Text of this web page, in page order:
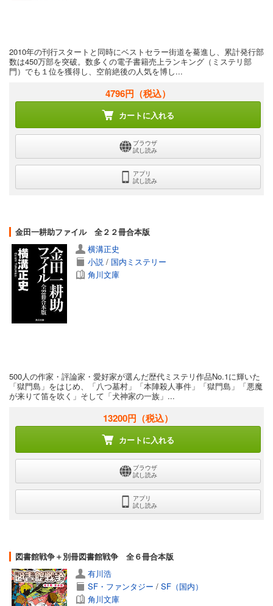
2010年の刊行スタートと同時にベストセラー街道を驀進し、累計発行部
数は450万部を突破。数多くの電子書籍売上ランキング（ミステリ部
門）でも１位を獲得し、空前絶後の人気を博し...
4796円 （税込）
カートに入れる
ブラウザ
試し読み
アプリ
試し読み
金田一耕助ファイル 全２２冊合本版
横溝正史
小説 / 国内ミステリー
角川文庫
500人の作家・評論家・愛好家が選んだ歴代ミステリ作品No.1に輝いた
「獄門島」をはじめ、「八つ墓村」「本陣殺人事件」「獄門島」「悪魔
が来りて笛を吹く」そして「犬神家の一族」...
13200円 （税込）
カートに入れる
ブラウザ
試し読み
アプリ
試し読み
図書館戦争＋別冊図書館戦争 全６冊合本版
有川浩
SF・ファンタジー / SF（国内）
角川文庫